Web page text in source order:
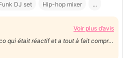
DJ set Hip-hop mixer ...
Voir plus d’avis
qui était réactif et a tout à fait compris
efficace, je recommande!